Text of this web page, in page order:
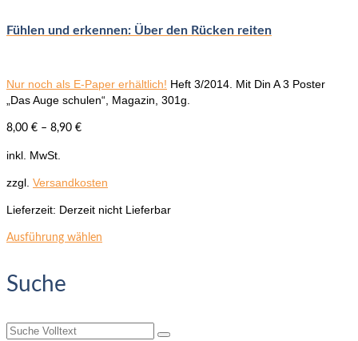
Fühlen und erkennen: Über den Rücken reiten
Nur noch als E-Paper erhältlich! Heft 3/2014. Mit Din A 3 Poster
„Das Auge schulen“, Magazin, 301g.
8,00 € – 8,90 €
inkl. MwSt.
zzgl. Versandkosten
Lieferzeit: Derzeit nicht Lieferbar
Ausführung wählen
Suche
Suche